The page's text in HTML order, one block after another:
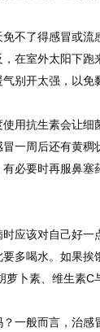
不了得感冒或
在室外太阳下
别开太强，以免
用抗生素会让
一周后还有黄稠
必要时再服鼻
应该对自己好
多喝水。如果挨
卜素、维生素C
一般而言，治